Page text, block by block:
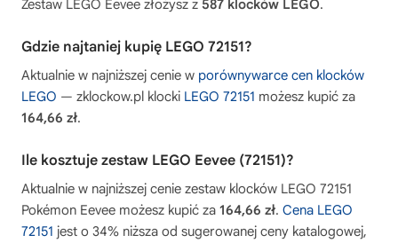
Zestaw LEGO Eevee złożysz z 587 klocków LEGO.
Gdzie najtaniej kupię LEGO 72151?
Aktualnie w najniższej cenie w porównywarce cen klocków
LEGO — zklockow.pl klocki LEGO 72151 możesz kupić za
164,66 zł.
Ile kosztuje zestaw LEGO Eevee (72151)?
Aktualnie w najniższej cenie zestaw klocków LEGO 72151
Pokémon Eevee możesz kupić za 164,66 zł. Cena LEGO
72151 jest o 34% niższa od sugerowanej ceny katalogowej,